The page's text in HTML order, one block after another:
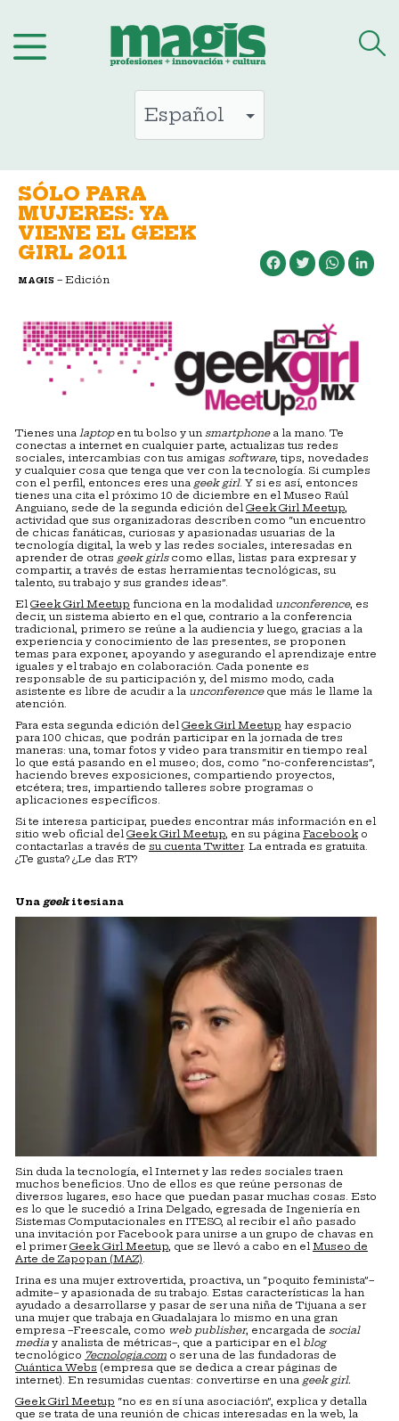
al
SÓLO PARA
MUJERES: YA
VIENE EL GEEK
GIRL 2011
MAGIS – Edición
Facebook Twitter WhatsApp
Tienes una laptopen tu bolso y un smartphonea la mano. Te
conectas a internet en cualquier parte, actualizas tus redes
sociales, intercambias con tus amigas software, tips, novedades
y cualquier cosa que tenga que ver con la tecnología. Si cumples
con el perfil, entonces eres una geek girl. Y si es así, entonces
tienes una cita el próximo 10 de diciembre en el Museo Raúl
Anguiano, sede de la segunda edición delGeek Girl Meetup,
actividad que sus organizadoras describen como “un encuentro
de chicas fanáticas, curiosas y apasionadas usuarias de la
tecnología digital, la web y las redes sociales, interesadas en
aprender de otras geek girlscomo ellas, listas para expresar y
compartir, a través de estas herramientas tecnológicas, su
talento, su trabajo y sus grandes ideas”.
ElGeek Girl Meetup funciona en la modalidad unconference, es
decir, un sistema abierto en el que, contrario a la conferencia
tradicional, primero se reúne a la audiencia y luego, gracias a la
experiencia y conocimiento de las presentes, se proponen
temas para exponer, apoyando y asegurando el aprendizaje entre
iguales y el trabajo en colaboración. Cada ponente es
responsable de su participación y, del mismo modo, cada
asistente es libre de acudir a la unconferenceque más le llame la
atención.
Para esta segunda edición delGeek Girl Meetup hay espacio
para 100 chicas, que podrán participar en la jornada de tres
maneras: una, tomar fotos y video para transmitir en tiempo real
lo que está pasando en el museo; dos, como “no-conferencistas”,
haciendo breves exposiciones, compartiendo proyectos,
etcétera; tres, impartiendo talleres sobre programas o
aplicaciones específicos.
Si te interesa participar, puedes encontrar más información en el
sitio web oficial delGeek Girl Meetup, en su página Facebooko
contactarlas a través de su cuenta Twitter. La entrada es gratuita.
¿Te gusta? ¿Le das RT?
Una geekitesiana
Sin duda la tecnología, el Internet y las redes sociales traen
muchos beneficios. Uno de ellos es que reúne personas de
diversos lugares, eso hace que puedan pasar muchas cosas. Esto
es lo que le sucedió a Irina Delgado, egresada de Ingeniería en
Sistemas Computacionales en ITESO, al recibir el año pasado
una invitación por Facebook para unirse a un grupo de chavas en
el primerGeek Girl Meetup, que se llevó a cabo en el Museo de
Arte de Zapopan (MAZ)
Irina es una mujer extrovertida, proactiva, un “poquito feminista”–
admite– y apasionada de su trabajo. Estas características la han
ayudado a desarrollarse y pasar de ser una niña de Tijuana a ser
una mujer que trabaja en Guadalajara lo mismo en una gran
empresa –Freescale, como web publisher, encargada de social
media y analista de métricas–, que a participar en el blog
tecnológico 7ecnologia.com o ser una de las fundadoras de
Cuántica Webs (empresa que se dedica a crear páginas de
internet). En resumidas cuentas: convertirse en una geek girl.
Geek Girl Meetup “no es en sí una asociación”, explica y detalla
que se trata de una reunión de chicas interesadas en la web, la